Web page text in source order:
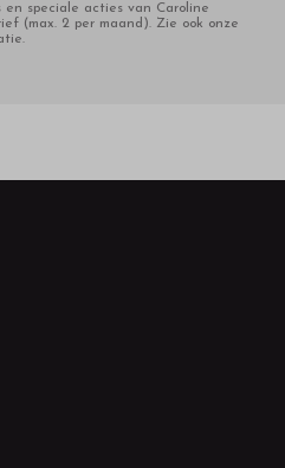
speciale acties van Caroline
(max. 2 per maand). Zie ook onze